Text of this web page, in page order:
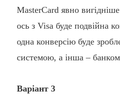
MasterCard явно
ось з Visa буде подвійна
одна конверсію буде
системою, а інша –
Варіант 3